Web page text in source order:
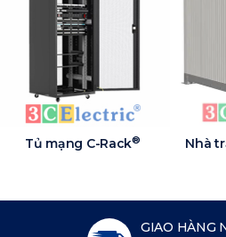
Tủ mạng C-Rack® Nhà
GIAO HÀNG